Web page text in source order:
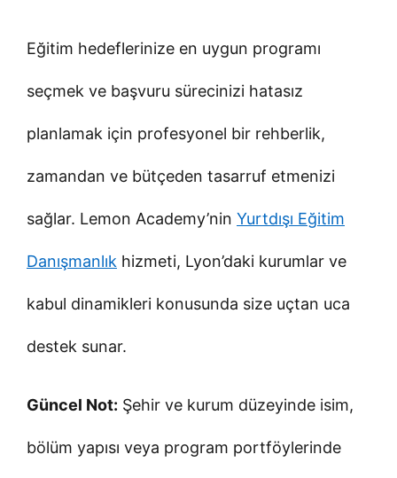
Eğitim hedeflerinize en uygun programı
seçmek ve başvuru sürecinizi hatasız
planlamak için profesyonel bir rehberlik,
zamandan ve bütçeden tasarruf etmenizi
sağlar. Lemon Academy’nin Yurtdışı Eğitim
Danışmanlık hizmeti, Lyon’daki kurumlar ve
kabul dinamikleri konusunda size uçtan uca
destek sunar.
Güncel Not: Şehir ve kurum düzeyinde isim,
bölüm yapısı veya program portföylerinde